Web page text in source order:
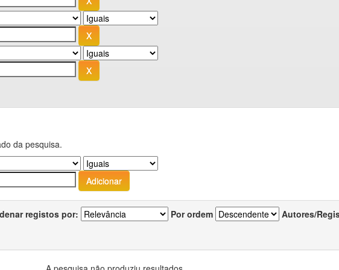
da pesquisa.
registos por: Por ordem Autores/